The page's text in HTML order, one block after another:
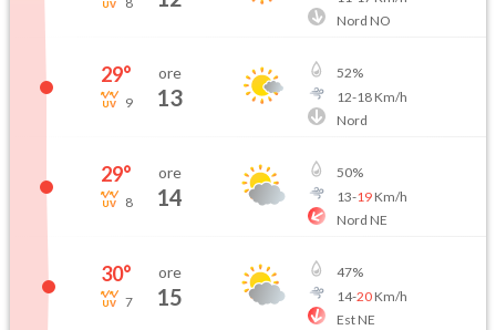
Nord NO
29°
9
ore
13
52%
12-18Km/h
Nord
29°
8
ore
14
50%
13-19Km/h
Nord NE
30°
7
ore
15
47%
14-20Km/h
Est NE